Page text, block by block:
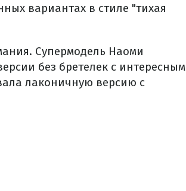
вариантах в стиле "тихая
Супермодель Наоми
без бретелек с интересным
лаконичную версию с